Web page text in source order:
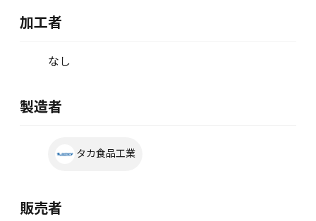
加工者
なし
製造者
タカ食品工業
販売者